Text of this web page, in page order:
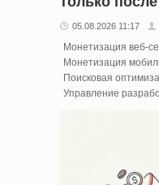
05.08.2026 11:17
Монетизация веб-
Монетизация
Поисковая
Управление